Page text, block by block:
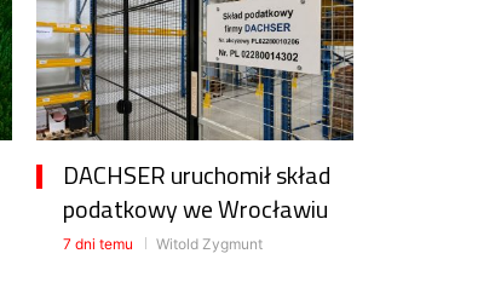
DACHSER uruchomił skład
podatkowy we Wrocławiu
7 dni temu Witold Zygmunt